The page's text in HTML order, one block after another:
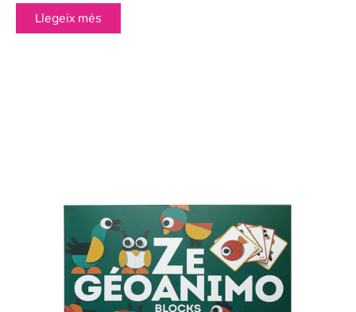
Llegeix més